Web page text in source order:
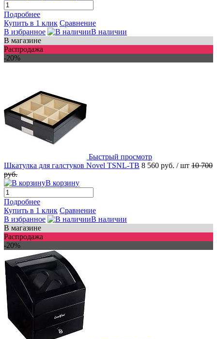
Подробнее
Купить в 1 клик Сравнение
В избранное
В наличии
В магазине
Распродажа
-20%
Быстрый просмотр
Шкатулка для галстуков Novel TSNL-TB 8 560 руб. / шт 10 700
руб.
В корзину
Подробнее
Купить в 1 клик Сравнение
В избранное
В наличии
В магазине
Распродажа
-20%